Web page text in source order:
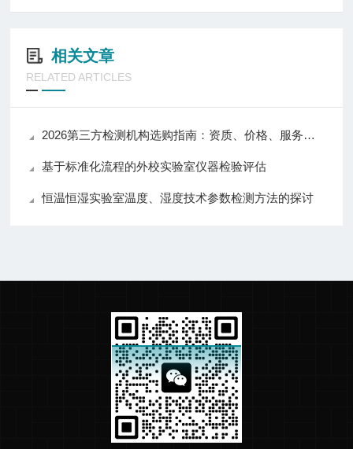
相关文章
RELATED ARTICLES
2026第三方检测机构选购指南：资质、价格、服务全维度对比
基于标准化流程的外校实验室仪器检验评估
恒温恒湿实验室温度、湿度技术参数检测方法的探讨